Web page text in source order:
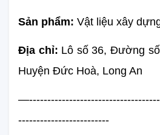
Sản phẩm: Vật liệu xây
Địa chỉ: Lô số 36, Đường
Huyện Đức Hoà, Long An
-------------------------